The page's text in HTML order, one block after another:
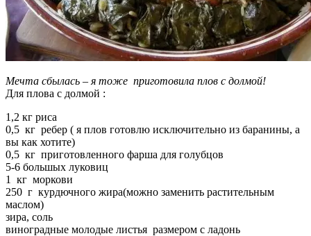
Мечта сбылась – я тоже приготовила плов с долмой!
Для плова с долмой :
1,2 кг риса
0,5 кг ребер ( я плов готовлю исключительно из баранины, а
вы как хотите)
0,5 кг приготовленного фарша для голубцов
5-6 большых луковиц
1 кг моркови
250 г курдючного жира(можно заменить растительным
маслом)
зира, соль
виноградные молодые листья размером с ладонь